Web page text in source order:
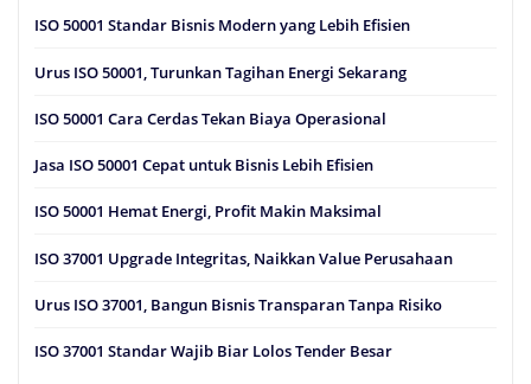
ISO 50001 Standar Bisnis Modern yang Lebih Efisien
Urus ISO 50001, Turunkan Tagihan Energi Sekarang
ISO 50001 Cara Cerdas Tekan Biaya Operasional
Jasa ISO 50001 Cepat untuk Bisnis Lebih Efisien
ISO 50001 Hemat Energi, Profit Makin Maksimal
ISO 37001 Upgrade Integritas, Naikkan Value Perusahaan
Urus ISO 37001, Bangun Bisnis Transparan Tanpa Risiko
ISO 37001 Standar Wajib Biar Lolos Tender Besar